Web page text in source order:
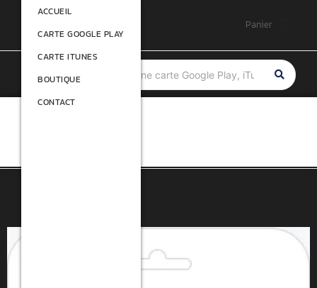
Panier
ACCUEIL
CARTE GOOGLE PLAY
CARTE ITUNES
BOUTIQUE
CONTACT
ACCUEIL
CARTE GOOGLE PLAY
CARTE ITUNES
BOUTIQUE
CONTACT